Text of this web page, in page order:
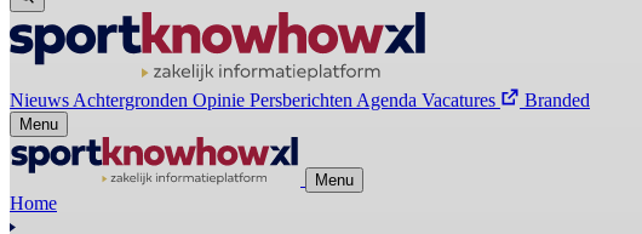
Nieuws Achtergronden Opinie Persberichten Agenda Vacatures Branded
Menu
Menu
Home